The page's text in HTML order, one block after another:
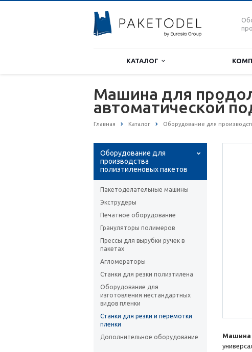
КАТАЛОГ
Машина для
автоматической
Главная Каталог Оборудование для
Оборудование для
производства
полиэтиленовых пакетов
Пакетоделательные машины
Экструдеры
Печатное оборудование
Грануляторы полимеров
Прессы для вырубки ручек в
пакетах
Агломераторы
Станки для резки полиэтилена
Оборудование для
изготовления нестандартных
видов пленки
Станки для резки и перемотки
пленки
Дополнительное оборудование
Машина